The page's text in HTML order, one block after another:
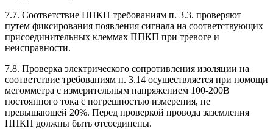
7.7. Соответствие ППКП требованиям п. 3.3. проверяют
путем фиксирования появления сигнала на соответствующих
присоединительных клеммах ППКП при тревоге и
неисправности.
7.8. Проверка электрического сопротивления изоляции на
соответствие требованиям п. 3.14 осуществляется при помощи
мегомметра с измерительным напряжением 100-200В
постоянного тока с погрешностью измерения, не
превышающей 20%. Перед проверкой провода заземления
ППКП должны быть отсоединены.